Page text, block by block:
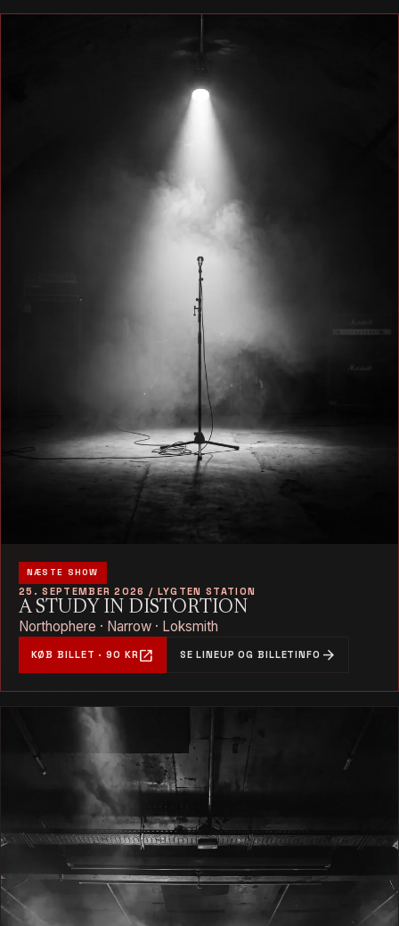
NÆSTE SHOW
25. SEPTEMBER 2026 / LYGTEN STATION
A STUDY IN DISTORTION
Northophere · Narrow · Loksmith
KØB BILLET · 90 KR open_in_new SE LINEUP OG BILLETINFO arrow_forward